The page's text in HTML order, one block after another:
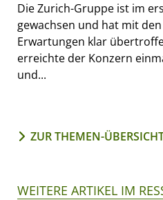
Die Zurich-Gruppe ist im
gewachsen und hat mit
Erwartungen klar
erreichte der Konzern
und...
ZUR THEMEN-
WEITERE ARTIKEL IM